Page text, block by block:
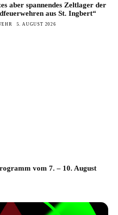
aber spannendes Zeltlager der
aus St. Ingbert“
5. AUGUST 2026
vom 7. – 10. August